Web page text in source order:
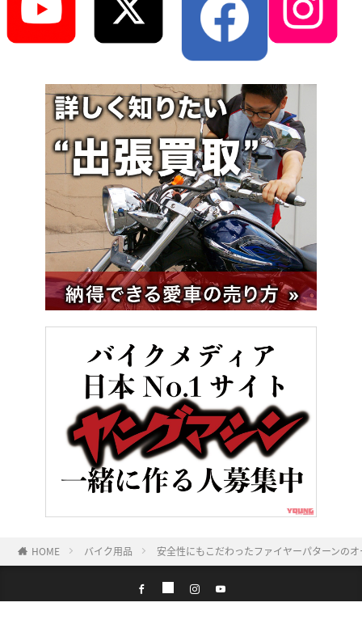
HOME バイク用品 安全性にもこだわったファイヤーパターンの